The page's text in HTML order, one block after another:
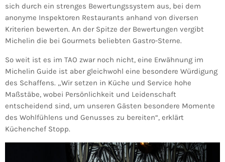
sich durch ein strenges Bewertungssystem aus, bei dem
anonyme Inspektoren Restaurants anhand von diversen
Kriterien bewerten. An der Spitze der Bewertungen vergibt
Michelin die bei Gourmets beliebten Gastro-Sterne.
So weit ist es im TAO zwar noch nicht, eine Erwähnung im
Michelin Guide ist aber gleichwohl eine besondere Würdigung
des Schaffens. „Wir setzen in Küche und Service hohe
Maßstäbe, wobei Persönlichkeit und Leidenschaft
entscheidend sind, um unseren Gästen besondere Momente
des Wohlfühlens und Genusses zu bereiten“, erklärt
Küchenchef Stopp.